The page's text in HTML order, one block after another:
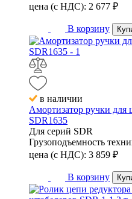
цена (с НДС): 2 677 ₽
В корзину
в наличии
Амортизатор ручки для
SDR1635
Для серий SDR
Грузоподъемность
цена (с НДС): 3 859 ₽
В корзину